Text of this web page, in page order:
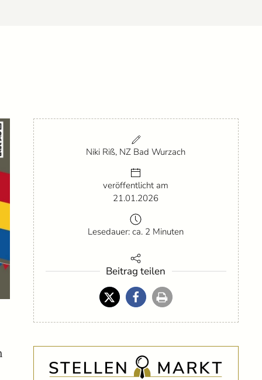
Niki Riß, NZ Bad Wurzach
veröffentlicht am
21.01.2026
Lesedauer: ca. 2 Minuten
Beitrag teilen